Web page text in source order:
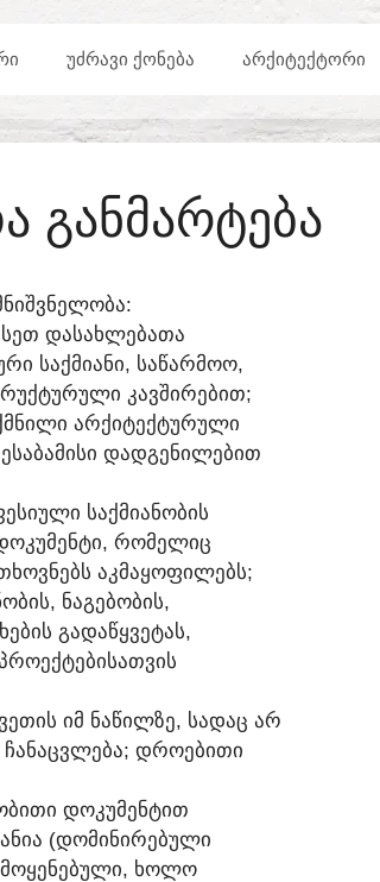
ᲣᲫᲠᲐᲕᲘ ᲥᲝᲜᲔᲑᲐ ᲐᲠᲥᲘᲢᲔᲥᲢᲝᲠᲘ
ᲒᲐᲜᲛᲐᲠᲢᲔᲑᲐ
ᲓᲐᲡᲐᲮᲚᲔᲑᲐᲗᲐ
ᲡᲐᲥᲛᲘᲐᲜᲘ, ᲡᲐᲬᲐᲠᲛᲝᲝ,
ᲙᲐᲕᲨᲘᲠᲔᲑᲘᲗ;
ᲐᲠᲥᲘᲢᲔᲥᲢᲣᲠᲣᲚᲘ
ᲓᲐᲓᲒᲔᲜᲘᲚᲔᲑᲘᲗ
ᲡᲐᲥᲛᲘᲐᲜᲝᲑᲘᲡ
ᲠᲝᲛᲔᲚᲘᲪ
ᲐᲙᲛᲐᲧᲝᲤᲘᲚᲔᲑᲡ;
ᲜᲐᲒᲔᲑᲝᲑᲘᲡ,
ᲒᲐᲓᲐᲬᲧᲕᲔᲢᲐᲡ,
ᲘᲛ ᲜᲐᲬᲘᲚᲖᲔ, ᲡᲐᲓᲐᲪ ᲐᲠ
ᲩᲐᲜᲐᲪᲕᲚᲔᲑᲐ; ᲓᲠᲝᲔᲑᲘᲗᲘ
ᲓᲝᲙᲣᲛᲔᲜᲢᲘᲗ
(ᲓᲝᲛᲘᲜᲘᲠᲔᲑᲣᲚᲘ
ᲮᲝᲚᲝ